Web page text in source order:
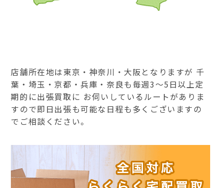
店舗所在地は東京・神奈川・大阪となりますが 千
葉・埼玉・京都・兵庫・奈良も毎週3～5日以上定
期的に出張買取に お伺いしているルートがありま
すので即日出張も可能な日程も多くございますの
でご相談ください。